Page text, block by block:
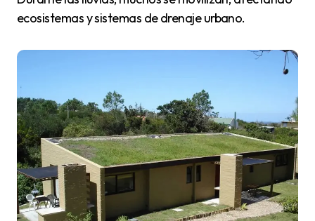
ecosistemas y sistemas de drenaje urbano.